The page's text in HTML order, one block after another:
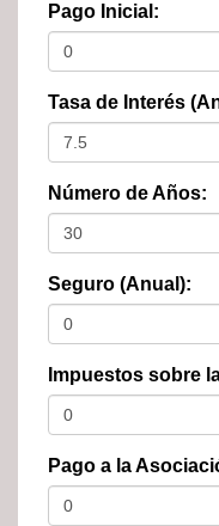
Pago Inicial:
Tasa de Interés
Número de Años:
Seguro (Anual):
Impuestos sobre
Pago a la